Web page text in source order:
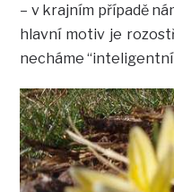
– v krajním případě
hlavní motiv je
necháme